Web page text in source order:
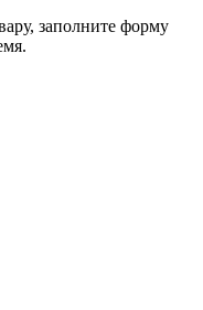
заполните форму